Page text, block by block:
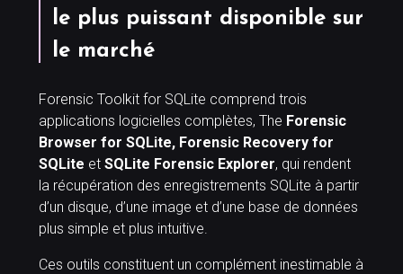
le plus puissant disponible sur
le marché
Forensic Toolkit for SQLite comprend trois
applications logicielles complètes, The Forensic
Browser for SQLite, Forensic Recovery for
SQLite et SQLite Forensic Explorer, qui rendent
la récupération des enregistrements SQLite à partir
d’un disque, d’une image et d’une base de données
plus simple et plus intuitive.
Ces outils constituent un complément inestimable à